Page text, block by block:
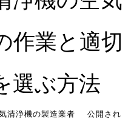
作業と適切
選ぶ方法
清浄機の製造業者 公開され